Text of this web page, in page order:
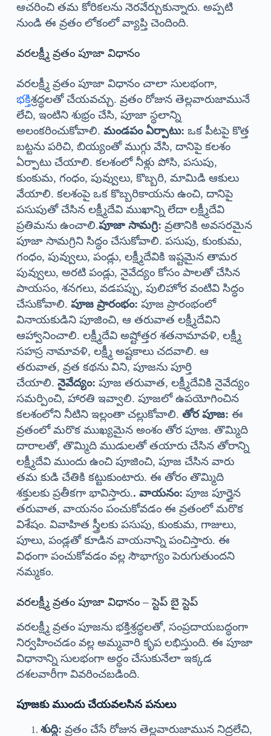
ఆచరించి తమ కోరికలను నెరవేర్చుకున్నారు. అప్పటి
నుండి ఈ వ్రతం లోకంలో వ్యాప్తి చెందింది.
వరలక్ష్మీ వ్రతం పూజా విధానం
వరలక్ష్మీ వ్రతం పూజా విధానం చాలా సులభంగా,
భక్తిశ్రద్ధలతో చేయవచ్చు. వ్రతం రోజున తెల్లవారుజామునే
లేచి, ఇంటిని శుభ్రం చేసి, పూజా స్థలాన్ని
అలంకరించుకోవాలి. మండపం ఏర్పాటు: ఒక పీటపై కొత్త
బట్టను పరిచి, బియ్యంతో ముగ్గు వేసి, దానిపై కలశం
ఏర్పాటు చేయాలి. కలశంలో నీళ్లు పోసి, పసుపు,
కుంకుమ, గంధం, పువ్వులు, కొబ్బరి, మామిడి ఆకులు
వేయాలి. కలశంపై ఒక కొబ్బరికాయను ఉంచి, దానిపై
పసుపుతో చేసిన లక్ష్మీదేవి ముఖాన్ని లేదా లక్ష్మీదేవి
ప్రతిమను ఉంచాలి.పూజా సామగ్రి: వ్రతానికి అవసరమైన
పూజా సామగ్రిని సిద్ధం చేసుకోవాలి. పసుపు, కుంకుమ,
గంధం, పువ్వులు, పండ్లు, లక్ష్మీదేవికి ఇష్టమైన తామర
పువ్వులు, అరటి పండ్లు, నైవేద్యం కోసం పాలతో చేసిన
పాయసం, శనగలు, వడపప్పు, పులిహోర వంటివి సిద్ధం
చేసుకోవాలి. పూజ ప్రారంభం: పూజ ప్రారంభంలో
వినాయకుడిని పూజించి, ఆ తరువాత లక్ష్మీదేవిని
ఆహ్వానించాలి. లక్ష్మీదేవి అష్టోత్తర శతనామావళి, లక్ష్మీ
సహస్ర నామావళి, లక్ష్మీ అష్టకాలు చదవాలి. ఆ
తరువాత, వ్రత కథను విని, పూజను పూర్తి
చేయాలి. నైవేద్యం: పూజ తరువాత, లక్ష్మీదేవికి నైవేద్యం
సమర్పించి, హారతి ఇవ్వాలి. పూజలో ఉపయోగించిన
కలశంలోని నీటిని ఇల్లంతా చల్లుకోవాలి. తోర పూజ: ఈ
వ్రతంలో మరొక ముఖ్యమైన అంశం తోర పూజ. తొమ్మిది
దారాలతో, తొమ్మిది ముడులతో తయారు చేసిన తోరాన్ని
లక్ష్మీదేవి ముందు ఉంచి పూజించి, పూజ చేసిన వారు
తమ కుడి చేతికి కట్టుకుంటారు. ఈ తోరం తొమ్మిది
శక్తులకు ప్రతీకగా భావిస్తారు.. వాయనం: పూజ పూర్తైన
తరువాత, వాయనం పంచుకోవడం ఈ వ్రతంలో మరొక
విశేషం. వివాహిత స్త్రీలకు పసుపు, కుంకుమ, గాజులు,
పూలు, పండ్లతో కూడిన వాయనాన్ని పంచిస్తారు. ఈ
విధంగా పంచుకోవడం వల్ల సౌభాగ్యం పెరుగుతుందని
నమ్మకం.
వరలక్ష్మీ వ్రతం పూజా విధానం – స్టెప్ బై స్టెప్
వరలక్ష్మీ వ్రతం పూజను భక్తిశ్రద్ధలతో, సంప్రదాయబద్ధంగా
నిర్వహించడం వల్ల అమ్మవారి కృప లభిస్తుంది. ఈ పూజా
విధానాన్ని సులభంగా అర్థం చేసుకునేలా ఇక్కడ
దశలవారీగా వివరించబడింది.
పూజకు ముందు చేయవలసిన పనులు
శుద్ధి: వ్రతం చేసే రోజున తెల్లవారుజామున నిద్రలేచి,